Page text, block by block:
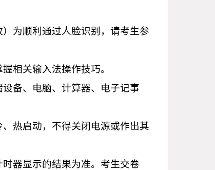
为顺利通过人脸识别，请考生参
相关输入法操作技巧。
备、电脑、计算器、电子记事
热启动，不得关闭电源或作出其
器显示的结果为准。考生交卷